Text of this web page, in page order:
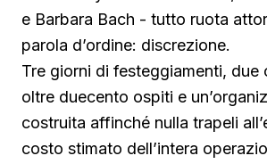
e Barbara Bach - tutto ruota
parola d’ordine: discrezione.
Tre giorni di festeggiamenti, due
oltre duecento ospiti e
costruita affinché nulla trapeli
costo stimato dell’intera